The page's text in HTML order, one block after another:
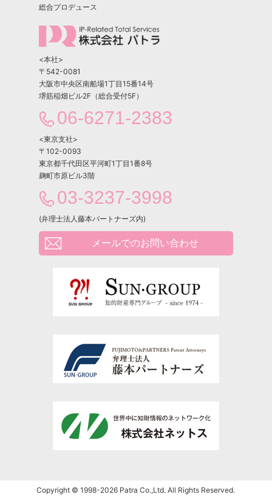
総合プロデュース
<本社>
〒542-0081
大阪市中央区南船場1丁目15番14号
堺筋稲畑ビル2F（総合受付5F）
06-6271-2383
<東京支社>
〒102-0093
東京都千代田区平河町1丁目1番8号
麹町市原ビル3階
03-3237-3998
(弁理士法人藤本パートナーズ内)
メールでのお問い合わせ
Copyright © 1998-2026 Patra Co.,Ltd. All Rights Reserved.